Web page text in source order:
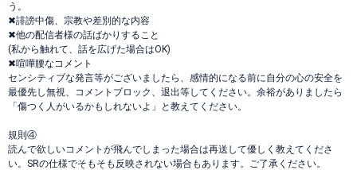
う。
✖︎誹謗中傷、宗教や差別的な内容
✖︎他の配信者様の話ばかりすること
(私から触れて、話を広げた場合はOK)
✖︎喧嘩腰なコメント
センシティブな発言等がございましたら、感情的になる前に自分の心の安全を
最優先し無視、コメントブロック、退出等してください。余裕がありましたら
「傷つく人がいるかもしれないよ」と教えてください。
規則④
読んで欲しいコメントが飛んでしまった場合は再送して優しく教えてくださ
い。SRの仕様でそもそも反映されない場合もあります。ご了承ください。